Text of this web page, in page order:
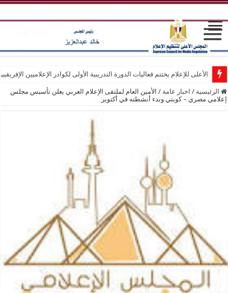
الأعلى للإعلام يختتم فعاليات الدورة التدريبية الأولى لكوادر الإعلاميين
الرئيسية / اخبار عامة / الأمين العام لملتقى الإعلام العربي يعلن تأسيس مجلس
إعلامي مصري – كويتي وبدء أنشطته في أكتوبر